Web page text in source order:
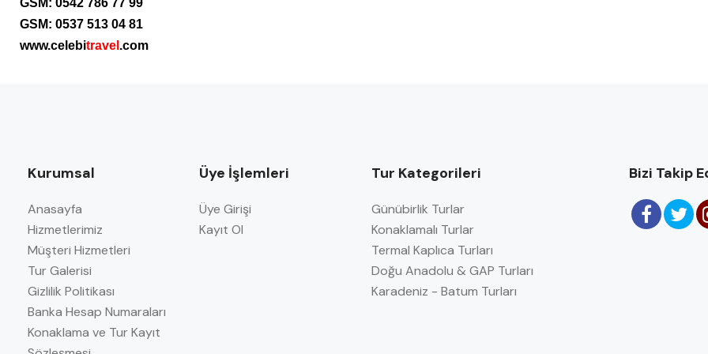
GSM: 0537 513 04 81
www.celebitravel .com
Kurumsal
Anasayfa
Hizmetlerimiz
Müşteri Hizmetleri
Tur Galerisi
Gizlilik Politikası
Banka Hesap Numaraları
Konaklama ve Tur Kayıt
Üye İşlemleri
Üye Girişi
Kayıt Ol
Tur Kategorileri
Günübirlik Turlar
Konaklamalı Turlar
Termal Kaplıca Turları
Doğu Anadolu & GAP Turları
Karadeniz - Batum Turları
Bizi Takip